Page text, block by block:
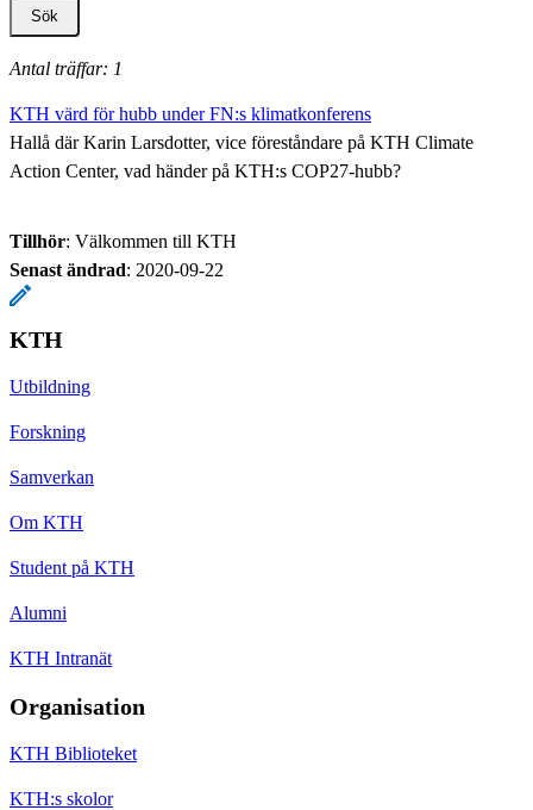
Antal träffar: 1
KTH värd för hubb under FN:s klimatkonferens
Hallå där Karin Larsdotter, vice föreståndare på KTH Climate
Action Center, vad händer på KTH:s COP27-hubb?
Tillhör: Välkommen till KTH
Senast ändrad: 2020-09-22
KTH
Utbildning
Forskning
Samverkan
Om KTH
Student på KTH
Alumni
KTH Intranät
Organisation
KTH Biblioteket
KTH:s skolor